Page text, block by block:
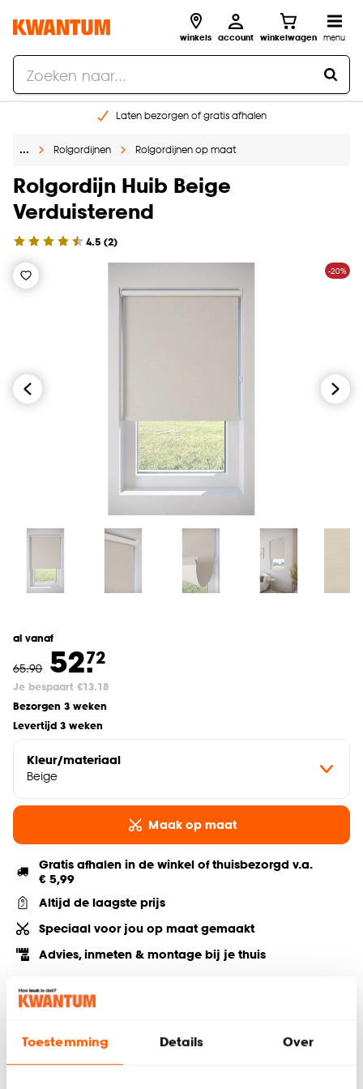
Toestemming Details Over
winkels account winkelwagen menu
Laten bezorgen of gratis afhalen
Gratis raam advies en opmeten aan huis
… Rolgordijnen Rolgordijnen op maat
Rolgordijn Huib Beige
Verduisterend
4.5 (2)
-20%
al vanaf
65.90 52.72
Je bespaart €13.18
Bezorgen 3 weken
Levertijd 3 weken
Kleur/materiaal
Beige
Maak op maat
Gratis afhalen in de winkel of thuisbezorgd v.a.
€ 5,99
Altijd de laagste prijs
Speciaal voor jou op maat gemaakt
Advies, inmeten & montage bij je thuis
Deel jouw product & volg ons op social
Hulp nodig? Wij regelen het voor je!